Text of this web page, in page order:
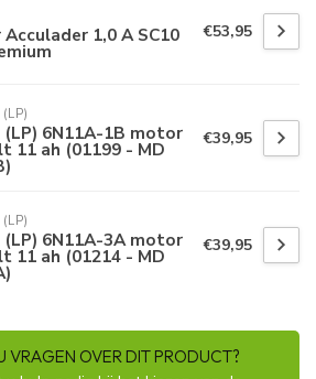
Acculader 1,0 A SC10 €53,95
6N11A-1B motor
11 ah (01199 - MD €39,95
6N11A-3A motor
11 ah (01214 - MD €39,95
VRAGEN OVER DIT PRODUCT?